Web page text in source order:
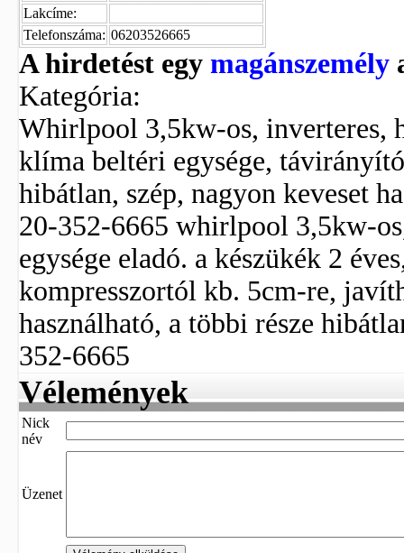
Lakcíme:
Telefonszáma: 06203526665
A hirdetést egy magánszemély
Kategória:
Whirlpool 3,5kw-os, inverteres,
klíma beltéri egysége,
hibátlan, szép, nagyon keveset
20-352-6665 whirlpool 3,5kw-
egysége eladó. a készükék 2
kompresszortól kb. 5cm-re,
használható, a többi része
352-6665
Vélemények
Nick
név
Üzenet